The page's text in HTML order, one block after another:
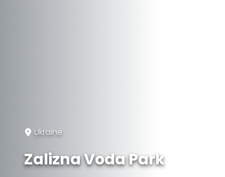
Ukraine
Zalizna Voda Park